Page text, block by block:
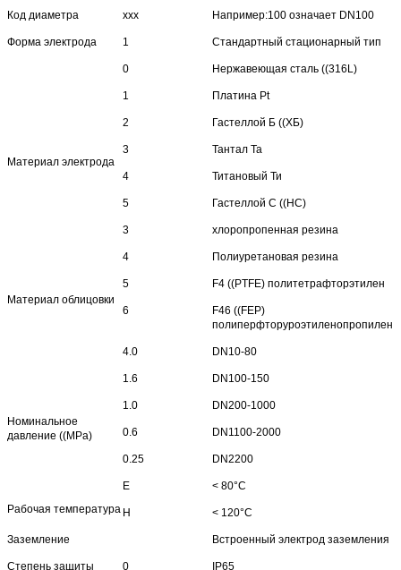
Код диаметра xxx Например:100 означает DN100
Форма электрода 1 Стандартный стационарный тип
Материал электрода
0 Нержавеющая сталь ((316L)
1 Платина Pt
2 Гастеллой Б ((ХБ)
3 Тантал Ta
4 Титановый Ти
5 Гастеллой C ((HC)
Материал облицовки
3 хлоропропенная резина
4 Полиуретановая резина
5 F4 ((PTFE) политетрафторэтилен
6
F46 ((FEP)
полиперфторуроэтиленопропилен
Номинальное
давление ((MPa)
4.0 DN10-80
1.6 DN100-150
1.0 DN200-1000
0.6 DN1100-2000
0.25 DN2200
Рабочая температура
Е < 80°C
H < 120°C
Заземление Встроенный электрод заземления
Степень защиты 0 IP65